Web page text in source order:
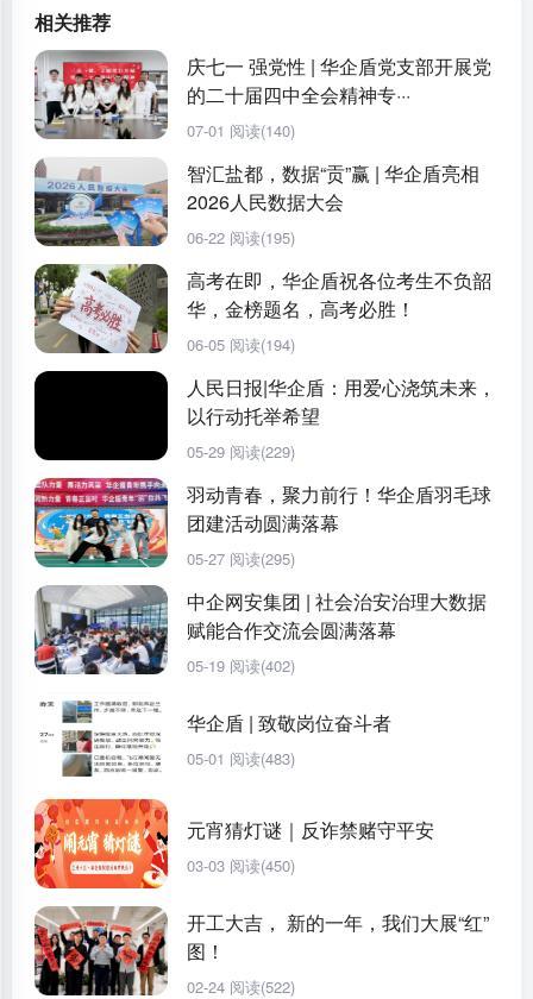
相关推荐
庆七一 强党性 | 华企盾党支部开展党
的二十届四中全会精神专···
07-01 阅读(140)
智汇盐都，数据“贡”赢 | 华企盾亮相
2026人民数据大会
06-22 阅读(195)
高考在即，华企盾祝各位考生不负韶
华，金榜题名，高考必胜！
06-05 阅读(194)
人民日报|华企盾：用爱心浇筑未来，
以行动托举希望
05-29 阅读(229)
羽动青春，聚力前行！华企盾羽毛球
团建活动圆满落幕
05-27 阅读(295)
中企网安集团 | 社会治安治理大数据
赋能合作交流会圆满落幕
05-19 阅读(402)
华企盾 | 致敬岗位奋斗者
05-01 阅读(483)
元宵猜灯谜｜反诈禁赌守平安
03-03 阅读(450)
开工大吉， 新的一年，我们大展“红”
图！
02-24 阅读(522)